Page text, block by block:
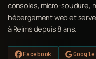
consoles, micro-soudure,
hébergement web et
à Reims depuis 8 ans.
Facebook Google